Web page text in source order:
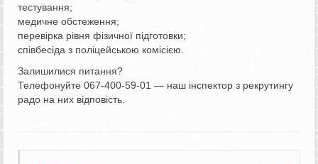
тестування;
медичне обстеження;
перевірка рівня фізичної підготовки;
співбесіда з поліцейською комісією.
Залишилися питання?
Телефонуйте 067-400-59-01 — наш інспектор з рекрутингу
радо на них відповість.